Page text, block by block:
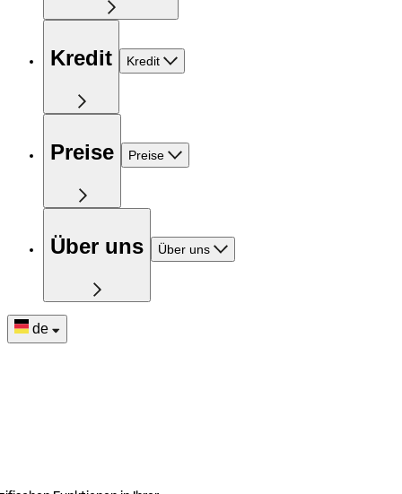
Kredit Kredit
Preise Preise
Über uns Über uns
de